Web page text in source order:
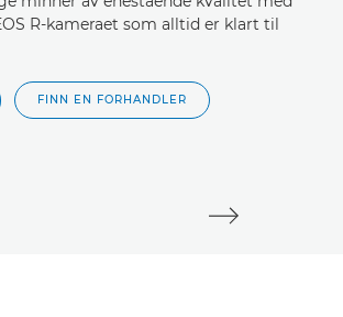
R-kameraet som alltid er klart til
FINN EN FORHANDLER